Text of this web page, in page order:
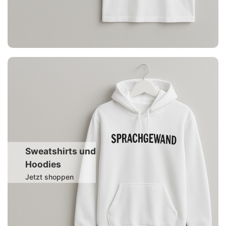
Sweatshirts und
Hoodies
Jetzt shoppen